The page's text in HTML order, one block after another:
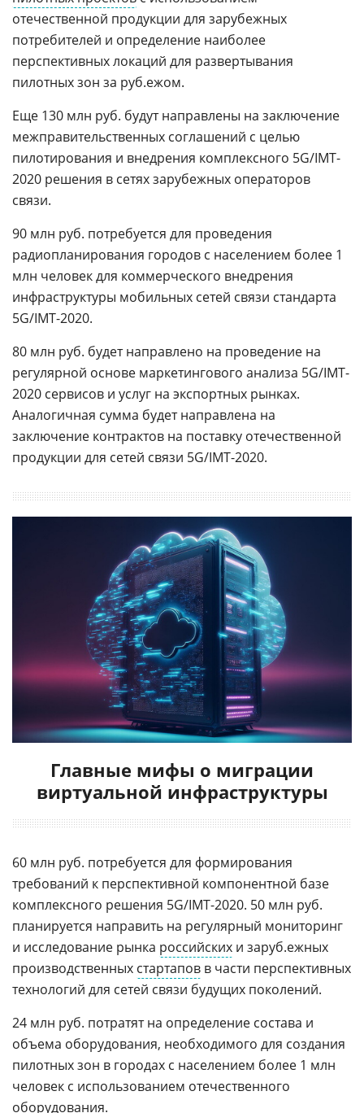
отечественной продукции для зарубежных
потребителей и определение наиболее
перспективных локаций для развертывания
пилотных зон за руб.ежом.
Еще 130 млн руб. будут направлены на заключение
межправительственных соглашений с целью
пилотирования и внедрения комплексного 5G/IMT-
2020 решения в сетях зарубежных операторов
связи.
90 млн руб. потребуется для проведения
радиопланирования городов с населением более 1
млн человек для коммерческого внедрения
инфраструктуры мобильных сетей связи стандарта
5G/IMT-2020.
80 млн руб. будет направлено на проведение на
регулярной основе маркетингового анализа 5G/IMT-
2020 сервисов и услуг на экспортных рынках.
Аналогичная сумма будет направлена на
заключение контрактов на поставку отечественной
продукции для сетей связи 5G/IMT-2020.
Главные мифы о миграции
виртуальной инфраструктуры
60 млн руб. потребуется для формирования
требований к перспективной компонентной базе
комплексного решения 5G/IMT-2020. 50 млн руб.
планируется направить на регулярный мониторинг
и исследование рынка российских и заруб.ежных
производственных стартапов в части перспективных
технологий для сетей связи будущих поколений.
24 млн руб. потратят на определение состава и
объема оборудования, необходимого для создания
пилотных зон в городах с населением более 1 млн
человек с использованием отечественного
оборудования.